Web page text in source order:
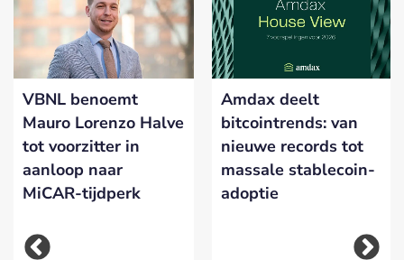
VBNL benoemt
Mauro Lorenzo Halve
tot voorzitter in
aanloop naar
MiCAR-tijdperk
Amdax deelt
bitcointrends: van
nieuwe records tot
massale stablecoin-
adoptie